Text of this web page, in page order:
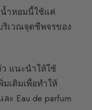
น้ำหอมนี้ใช้แค่
ริเวณจุดชีพจรของ
แนะนำให้ใช้
มเติมเพื่อทำให้
ะ Eau de parfum